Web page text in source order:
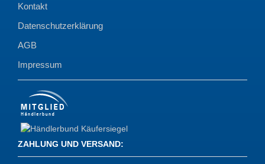
Kontakt
Datenschutzerklärung
AGB
Impressum
ZAHLUNG UND VERSAND: